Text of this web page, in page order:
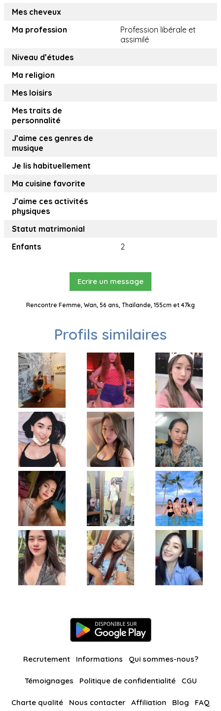
Mes cheveux
Ma profession
Profession libérale et
assimilé
Niveau d’études
Ma religion
Mes loisirs
Mes traits de
personnalité
J’aime ces genres de
musique
Je lis habituellement
Ma cuisine favorite
J’aime ces activités
physiques
Statut matrimonial
Enfants
2
Ecrire un message
Rencontre Femme, Wan, 56 ans, Thaïlande, 155cm et 47kg
Profils similaires
Recrutement Informations Qui sommes-nous?
Témoignages Politique de confidentialité CGU
Charte qualité Nous contacter Affiliation Blog FAQ